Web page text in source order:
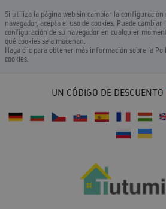
Si utiliza la página web sin cambiar la configuración
navegador, acepta el uso de cookies. Puede cambiar
configuración de su navegador en cualquier
qué cookies se almacenan.
Haga clic para obtener más información sobre la
cookies.
UN CÓDIGO DE DESCUENTO